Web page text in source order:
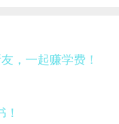
，一起赚学费！